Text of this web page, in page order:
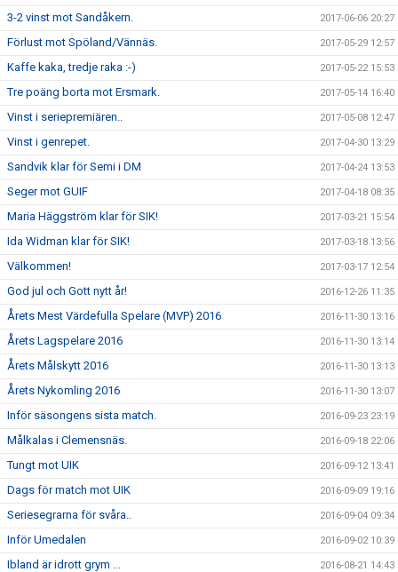
3-2 vinst mot Sandåkern. 2017-06-06 20:27
Förlust mot Spöland/Vännäs. 2017-05-29 12:57
Kaffe kaka, tredje raka :-) 2017-05-22 15:53
Tre poäng borta mot Ersmark. 2017-05-14 16:40
Vinst i seriepremiären.. 2017-05-08 12:47
Vinst i genrepet. 2017-04-30 13:29
Sandvik klar för Semi i DM 2017-04-24 13:53
Seger mot GUIF 2017-04-18 08:35
Maria Häggström klar för SIK! 2017-03-21 15:54
Ida Widman klar för SIK! 2017-03-18 13:56
Välkommen! 2017-03-17 12:54
God jul och Gott nytt år! 2016-12-26 11:35
Årets Mest Värdefulla Spelare (MVP) 2016 2016-11-30 13:16
Årets Lagspelare 2016 2016-11-30 13:14
Årets Målskytt 2016 2016-11-30 13:13
Årets Nykomling 2016 2016-11-30 13:07
Inför säsongens sista match. 2016-09-23 23:19
Målkalas i Clemensnäs. 2016-09-18 22:06
Tungt mot UIK 2016-09-12 13:41
Dags för match mot UIK 2016-09-09 19:16
Seriesegrarna för svåra.. 2016-09-04 09:34
Inför Umedalen 2016-09-02 10:39
Ibland är idrott grym ... 2016-08-21 14:43